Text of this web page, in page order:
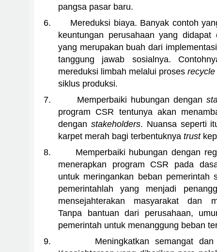
pangsa pasar baru.
6.
Mereduksi biaya. Banyak contoh
keuntungan perusahaan yang didapat
yang merupakan buah dari
tanggung jawab sosialnya.
mereduksi limbah melalui proses
siklus produksi.
7.
Memperbaiki hubungan dengan
program CSR tentunya akan
dengan stakeholders. Nuansa seperti
karpet merah bagi terbentuknya trust
8.
Memperbaiki hubungan dengan
menerapkan program CSR pada
untuk meringankan beban pemerintah
pemerintahlah yang menjadi
mensejahterakan masyarakat dan
Tanpa bantuan dari perusahaan,
pemerintah untuk menanggung beban
9.
Meningkatkan semangat